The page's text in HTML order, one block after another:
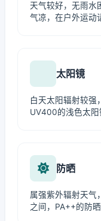
天气较好，无雨水
气凉，在户外运动
太阳镜
白天太阳辐射较强
UV400的浅色太阳
防晒
属强紫外辐射天气
之间，PA++的防晒